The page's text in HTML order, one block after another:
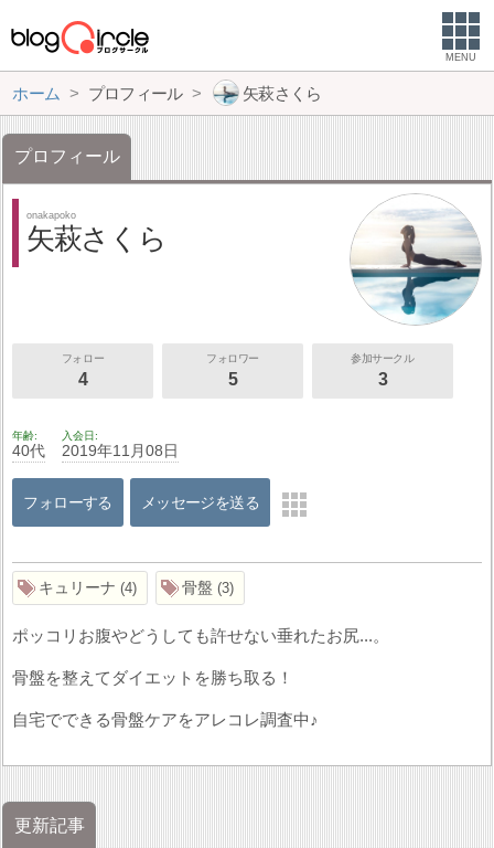
MENU
ホーム プロフィール 矢萩さくら
プロフィール
onakapoko
矢萩さくら
フォロー
4
フォロワー
5
参加サークル
3
年齢
40代
入会日
2019年11月08日
フォローする メッセージを送る
キュリーナ 4 骨盤 3
ポッコリお腹やどうしても許せない垂れたお尻...。
骨盤を整えてダイエットを勝ち取る！
自宅でできる骨盤ケアをアレコレ調査中♪
更新記事